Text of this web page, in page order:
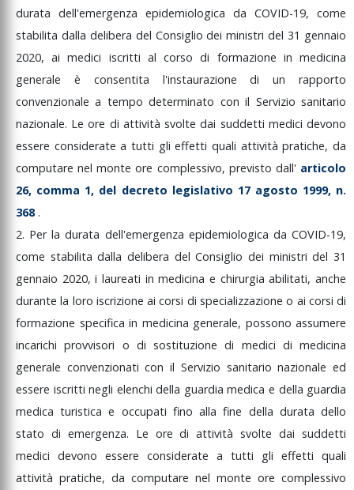
durata dell'emergenza epidemiologica da COVID-19, come
stabilita dalla delibera del Consigliodeiministridel31 gennaio
2020,aimedici iscritti alcorsodi formazione inmedicina
generale è consentita l'instaurazionediunrapporto
convenzionalea tempodeterminato conil Serviziosanitario
nazionale. Leore di attivitàsvoltedai suddetti medicidevono
essere considerateatutti glieffettiquali attivitàpratiche,da
computarenelmonteore complessivo, previsto dall' articolo
26, comma 1, del decreto legislativo 17 agosto 1999, n.
368 .
2. Perladurata dell'emergenza epidemiologica daCOVID-19,
come stabilitadalladelibera delConsigliodei ministridel31
gennaio 2020,ilaureati inmedicinae chirurgiaabilitati,anche
durantela loro iscrizioneaicorsi di specializzazioneo ai corsidi
formazione specifica in medicina generale, possono assumere
incarichiprovvisori o di sostituzionedi medici di medicina
generale convenzionaticonil Servizio sanitarionazionaleed
essere iscrittinegli elenchidella guardiamedica e della guardia
medicaturisticae occupati finoallafine della duratadello
stato di emergenza. Le orediattivitàsvoltedaisuddetti
medici devono essere considerate a tutti gli effetti quali
attività pratiche, da computare nel monte ore complessivo